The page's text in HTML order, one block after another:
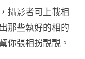
攝影者可上載相
那些執好的相的
你張相扮靚靚。